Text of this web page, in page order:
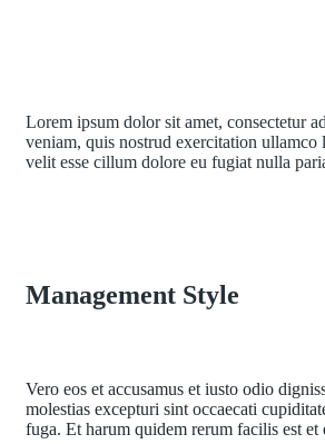
Lorem ipsum dolor sit amet, consectetur
veniam, quis nostrud exercitation
velit esse cillum dolore eu fugiat nulla
Management Style
Vero eos et accusamus et iusto odio
molestias excepturi sint occaecati
fuga. Et harum quidem rerum facilis est